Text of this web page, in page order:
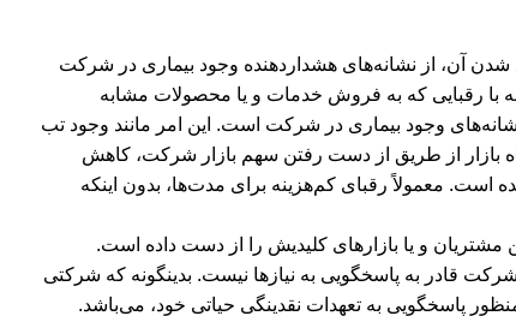
آن، از نشانه‌‌های هشداردهنده وجود بیماری در شرکت
رقبایی که به فروش خدمات و یا محصولات مشابه
وجود بیماری در شرکت است. این امر مانند وجود تب
از طریق از دست رفتن سهم بازار شرکت، کاهش
معمولاً رقبای کم‌هزینه برای مدت‌ها، بدون اینکه
و یا بازارهای کلیدیش را از دست داده است.
قادر به پاسخگویی به نیازها نیست. بدینگونه که شرکتی
پاسخگویی به تعهدات نقدینگی حیاتی خود، می‌باشد.